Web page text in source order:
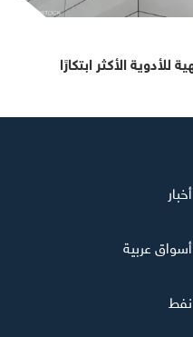
أخبار
أسواق عربية
نفط